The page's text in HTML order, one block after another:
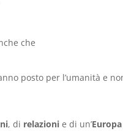
che
posto per l’umanità e
, di relazioni e di un’